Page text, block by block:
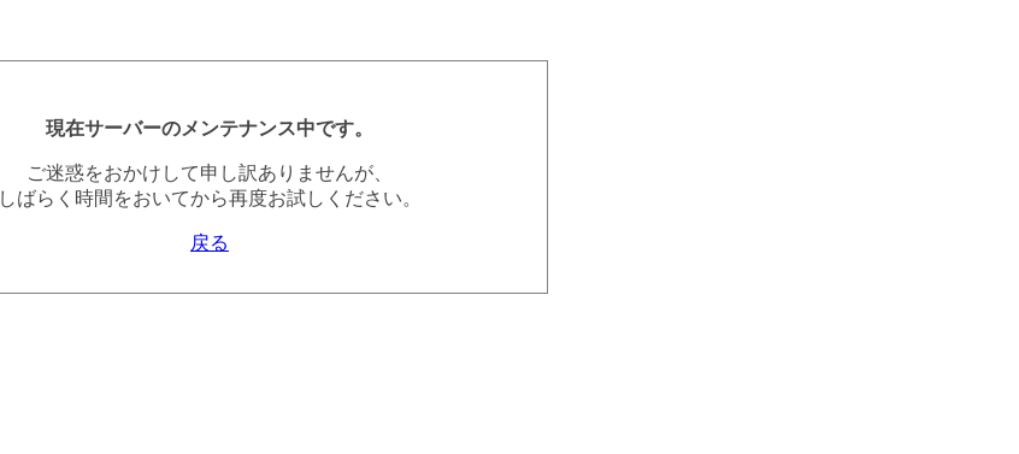
現在サーバーのメンテナンス中です。
ご迷惑をおかけして申し訳ありませんが、
しばらく時間をおいてから再度お試しください。
戻る